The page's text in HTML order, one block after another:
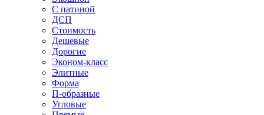
С патиной
ДСП
Стоимость
Дешевые
Дорогие
Эконом-класс
Элитные
Форма
П-образные
Угловые